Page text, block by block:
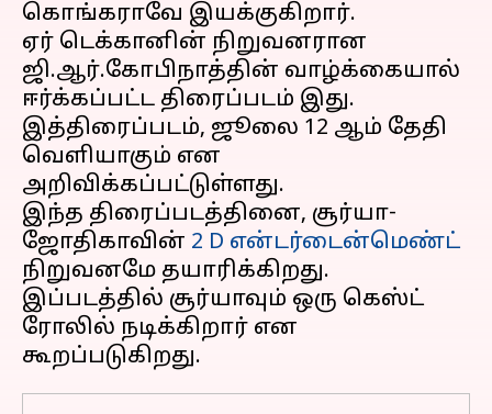
கொங்கராவே இயக்குகிறார்.
ஏர் டெக்கானின் நிறுவனரான
ஜி.ஆர்.கோபிநாத்தின் வாழ்க்கையால்
ஈர்க்கப்பட்ட திரைப்படம் இது.
இத்திரைப்படம், ஜூலை 12 ஆம் தேதி
வெளியாகும் என
அறிவிக்கப்பட்டுள்ளது.
இந்த திரைப்படத்தினை, சூர்யா-
ஜோதிகாவின் 2 D என்டர்டைன்மெண்ட்
நிறுவனமே தயாரிக்கிறது.
இப்படத்தில் சூர்யாவும் ஒரு கெஸ்ட்
ரோலில் நடிக்கிறார் என